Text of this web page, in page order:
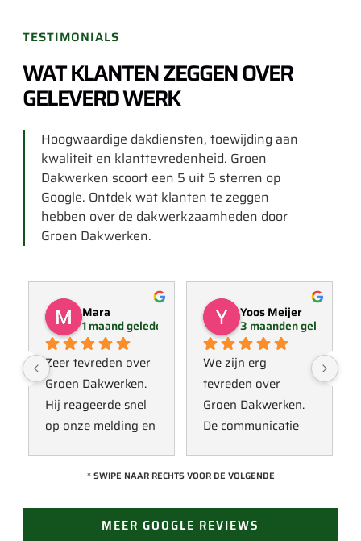
TESTIMONIALS
WAT KLANTEN ZEGGEN OVER
GELEVERD WERK
Hoogwaardige dakdiensten, toewijding aan
kwaliteit en klanttevredenheid. Groen
Dakwerken scoort een 5 uit 5 sterren op
Google. Ontdek wat klanten te zeggen
hebben over de dakwerkzaamheden door
Groen Dakwerken.
Mara
1 maand geleden
Zeer tevreden over
Groen Dakwerken.
Hij reageerde snel
op onze melding en
een collega kijken
Omdat een
definitieve reparatie
Yoos Meijer
3 maanden geleden
We zijn erg
tevreden over
Groen Dakwerken.
De communicatie
met Jan, hij heeft
vak en werkt snel &
zorgvuldig. Echt
* SWIPE NAAR RECHTS VOOR DE VOLGENDE
MEER GOOGLE REVIEWS